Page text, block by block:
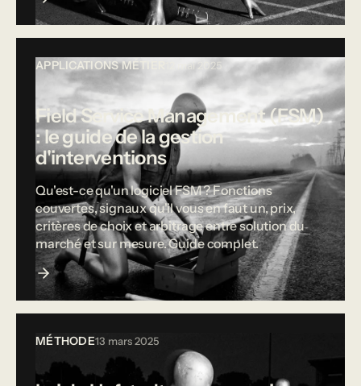
APPLICATIONS MÉTIER 12 mai 2025
Field Service Management (FSM)
: le guide de la gestion
d'interventions
Qu'est-ce qu'un logiciel FSM ? Fonctions
couvertes, signaux qu'il vous en faut un, prix,
critères de choix et arbitrage entre solution du
marché et sur mesure. Guide complet.
MÉTHODE13 mars 2025